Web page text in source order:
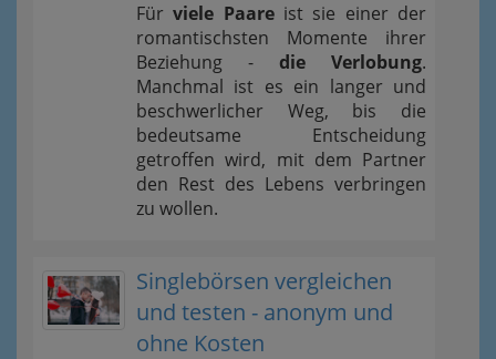
Fürviele Paareist sie einer der
romantischsten Momente ihrer
Beziehung - die Verlobung.
Manchmal ist es ein langer und
beschwerlicher Weg, bis die
bedeutsame Entscheidung
getroffen wird, mit dem Partner
den Rest des Lebens verbringen
zu wollen.
Singlebörsen vergleichen
und testen - anonym und
ohne Kosten